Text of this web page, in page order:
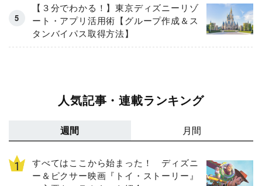
【３分でわかる！】東京ディズニーリゾ
ート・アプリ活用術【グループ作成＆ス
タンバイパス取得方法】
人気記事・連載ランキング
週間 月間
すべてはここから始まった！ ディズニ
ー＆ピクサー映画『トイ・ストーリー』